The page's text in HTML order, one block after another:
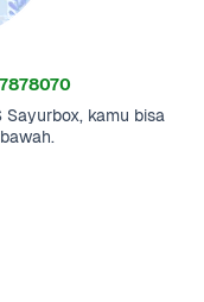
kamu bisa